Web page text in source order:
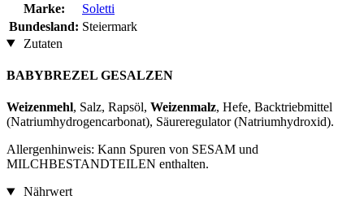
Marke:
Soletti
Bundesland: Steiermark
Zutaten
BABYBREZEL GESALZEN
Weizenmehl, Salz, Rapsöl, Weizenmalz, Hefe, Backtriebmittel
(Natriumhydrogencarbonat), Säureregulator (Natriumhydroxid).
Allergenhinweis: Kann Spuren von SESAM und
MILCHBESTANDTEILEN enthalten.
Nährwert